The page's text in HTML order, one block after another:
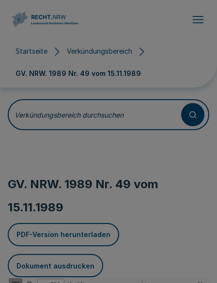
Startseite Verkündungsbereich
GV. NRW. 1989 Nr. 49 vom 15.11.1989
Verkündungsbereich durchsuchen
GV. NRW. 1989 Nr. 49 vom
15.11.1989
PDF-Version herunterladen
Dokument ausdrucken